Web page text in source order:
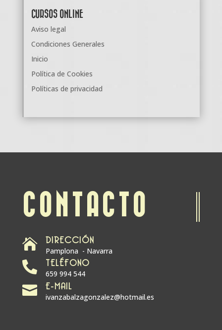
CURSOS ONLINE
Aviso legal
Condiciones Generales
Inicio
Política de Cookies
Políticas de privacidad
CONTACTO
 DIRECCIÓN
Pamplona - Navarra
 TELÉFONO
659 994 544
 E-MAIL
ivanzabalzagonzalez@hotmail.es